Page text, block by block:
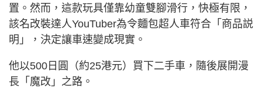
置。然而，這款玩具僅靠幼童雙腳滑行，快極有限，
該名改裝達人YouTuber為令麵包超人車符合「商品説
明」，決定讓車速變成現實。
他以500日圓（約25港元）買下二手車，隨後展開漫
長「魔改」之路。